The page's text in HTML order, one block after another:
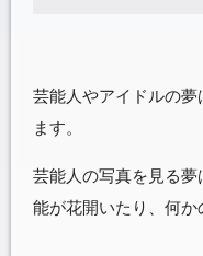
芸能人やアイドルの
ます。
芸能人の写真を見る
能が花開いたり、何か